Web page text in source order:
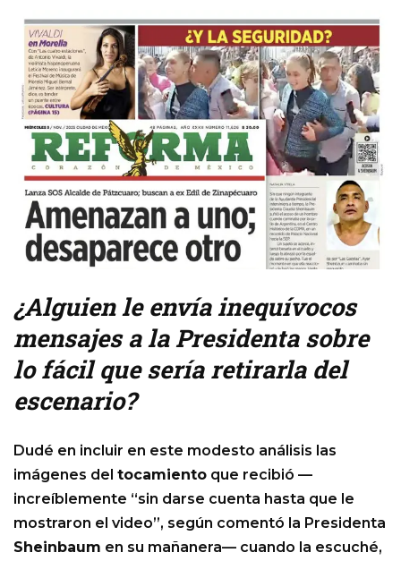
¿Alguien le envía inequívocos
mensajes a la Presidenta sobre
lo fácil que sería retirarla del
escenario?
Dudé en incluir en este modesto análisis las
imágenes del tocamiento que recibió —
increíblemente “sin darse cuenta hasta que le
mostraron el video”, según comentó la Presidenta
Sheinbaum en su mañanera— cuando la escuché,